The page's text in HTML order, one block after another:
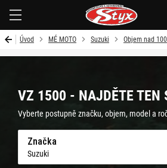
Úvod MÉ MOTO Suzuki Objem nad
VZ 1500 - NAJDĚTE TEN
Vyberte postupně značku, objem, model a
Značka
Suzuki